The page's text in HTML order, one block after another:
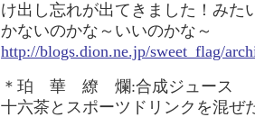
け出し忘れが出てきました！みた
かないのかな～いいのかな～
http://blogs.dion.ne.jp/sweet_flag/
＊珀 華 繚 爛:合成ジュース
十六茶とスポーツドリンクを混ぜ